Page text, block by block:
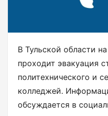
В Тульской области
проходит эвакуация
политехнического и
колледжей.
обсуждается в